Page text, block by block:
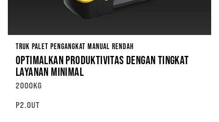
TRUK PALET PENGANGKAT MANUAL RENDAH
OPTIMALKAN PRODUKTIVITAS DENGAN TINGKAT
LAYANAN MINIMAL
2000KG
P2.0UT